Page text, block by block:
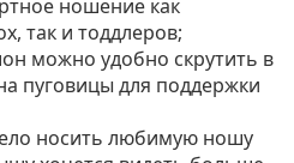
ношение как
так и тоддлеров;
можно удобно скрутить в
пуговицы для поддержки
носить любимую ношу